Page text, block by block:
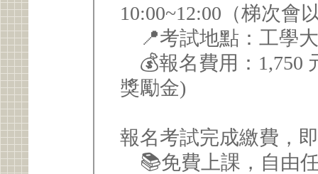
10:00~12:00（梯次會
📍考試地點：工學
💰報名費用：1,750
獎勵金)
報名考試完成繳費，
📚免費上課，自由